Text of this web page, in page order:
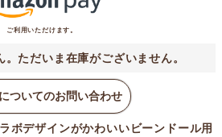
ご利用いただけます。
ただいま在庫がございません。
ついてのお問い合わせ
ボデザインがかわいいビーンドール用